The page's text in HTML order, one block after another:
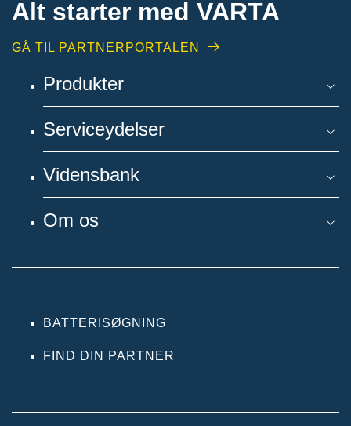
Alt starter med VARTA​
GÅ TIL PARTNERPORTALEN
Produkter
Serviceydelser
Vidensbank
Om os
BATTERISØGNING
FIND DIN PARTNER